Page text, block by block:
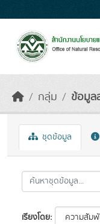
กลุ่ม ข้อมูล
ชุดข้อมูล
เรียงโดย